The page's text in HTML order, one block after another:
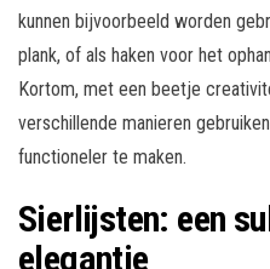
kunnen bijvoorbeeld worden
plank, of als haken voor het
Kortom, met een beetje
verschillende manieren
functioneler te maken.
Sierlijsten: een
elegantie